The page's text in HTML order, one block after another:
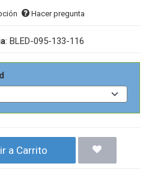
Hacer pregunta
: BLED-095-133-116
a Carrito